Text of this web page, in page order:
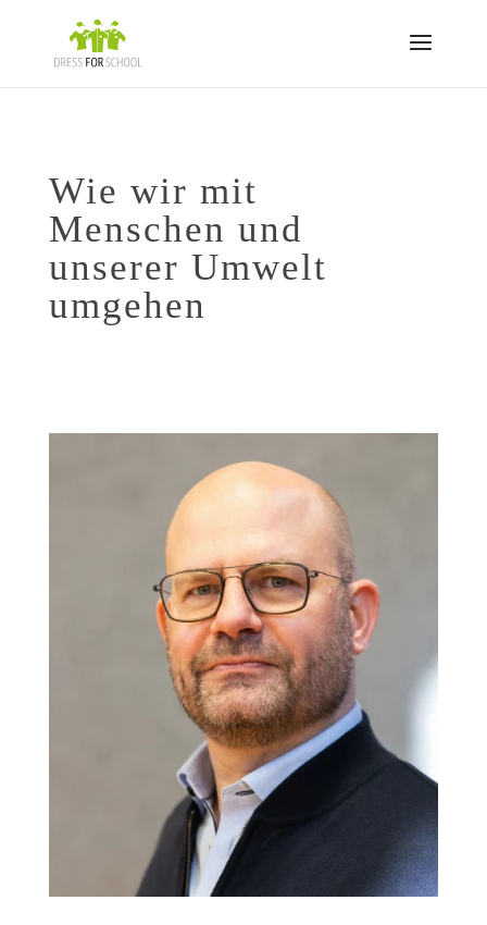
Wie wir mit
Menschen und
unserer Umwelt
umgehen